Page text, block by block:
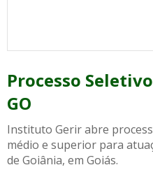
Processo
GO
Instituto Gerir abre
médio e superior para
de Goiânia, em Goiás.